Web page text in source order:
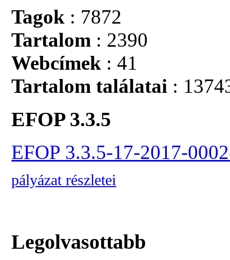
Tagok : 7872
Tartalom : 2390
Webcímek : 41
Tartalom találatai :
EFOP 3.3.5
EFOP 3.3.5-17-2017-
pályázat részletei
Legolvasottabb